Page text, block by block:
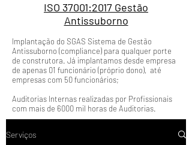
ISO 37001:2017 Gestão
Antissuborno
Implantação do SGAS Sistema de Gestão
Antissuborno (compliance) para qualquer porte
de construtora. Já implantamos desde empresa
de apenas 01 funcionário (próprio dono), até
empresas com 50 funcionários;
Auditorias Internas realizadas por Profissionais
com mais de 6000 mil horas de Auditorias.
Serviços